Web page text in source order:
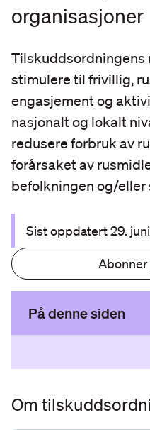
organisasjoner
Tilskuddsordningens
stimulere til frivillig,
engasjement og
nasjonalt og lokalt
redusere forbruk av
forårsaket av
befolkningen og/
Sist oppdatert29.
Abonner
På denne siden
Om